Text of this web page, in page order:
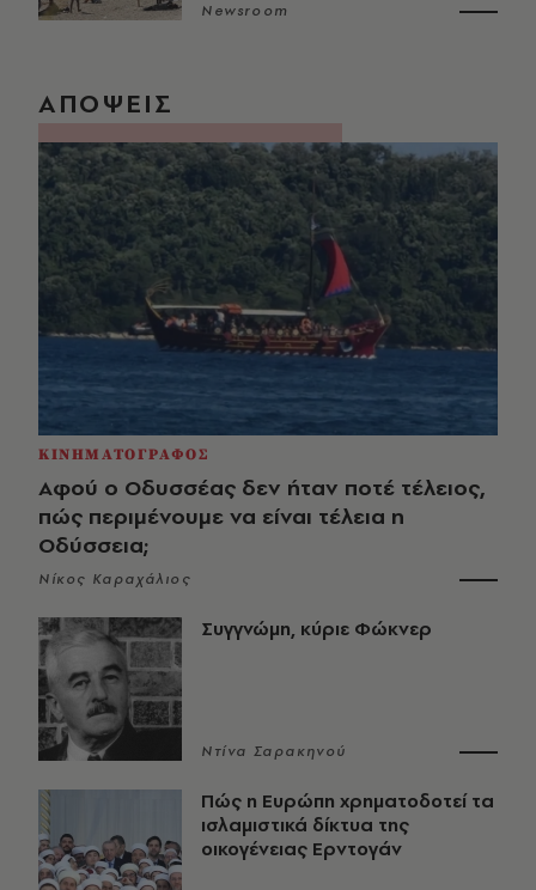
Newsroom
ΑΠΟΨΕΙΣ
ΚΙΝΗΜΑΤΟΓΡΑΦΟΣ
Αφού ο Οδυσσέας δεν ήταν ποτέ τέλειος,
πώς περιμένουμε να είναι τέλεια η
Οδύσσεια;
Νίκος Καραχάλιος
Συγγνώμη, κύριε Φώκνερ
Ντίνα Σαρακηνού
Πώς η Ευρώπη χρηματοδοτεί τα
ισλαμιστικά δίκτυα της
οικογένειας Ερντογάν